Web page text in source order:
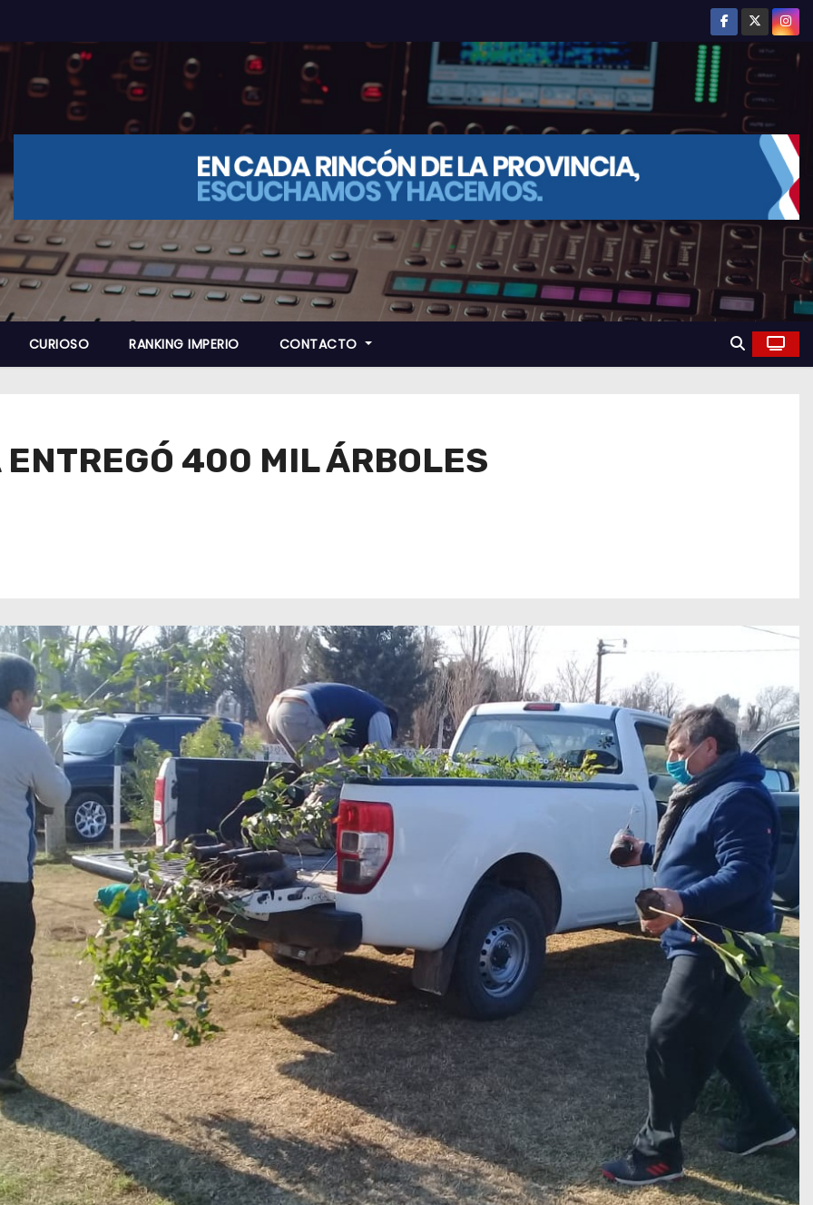
CURIOSO RANKING IMPERIO CONTACTO
400 MIL ÁRBOLES